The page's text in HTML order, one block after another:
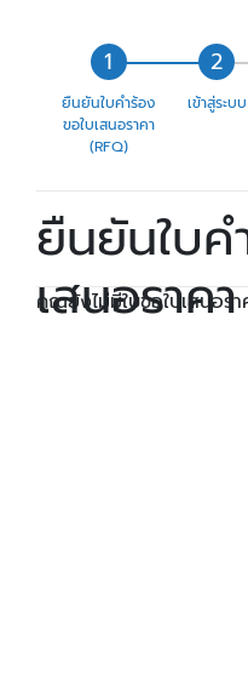
ยืนยันใบคำร้อง
ขอใบเสนอราคา
(RFQ)
เข้าสู่ระบบ
ยืนยันใบค
เสนอราค
คุณยังไม่มีใบขอใบเสนอรา